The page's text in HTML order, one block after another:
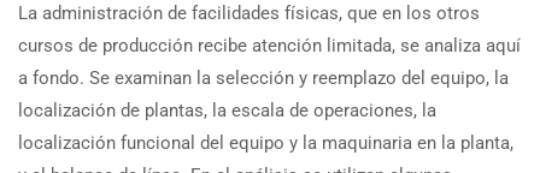
La administración de facilidades físicas, que en los otros
cursos de producción recibe atención limitada, se analiza aquí
a fondo. Se examinan la selección y reemplazo del equipo, la
localización de plantas, la escala de operaciones, la
localización funcional del equipo y la maquinaria en la planta,